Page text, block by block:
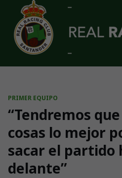
Skip to main content
PRIMER EQUIPO
“Tendremos
cosas lo mejor
sacar el partido
delante”